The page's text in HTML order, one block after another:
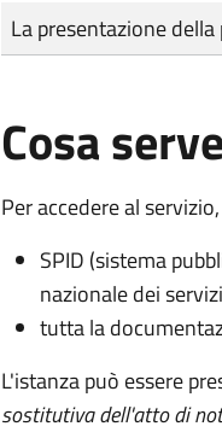
Tipo di pagamento
Importo
La presentazione
Cosa serve
Per accedere al
SPID (sistema
nazionale dei
tutta la
L'istanza può essere
sostitutiva dell'atto di